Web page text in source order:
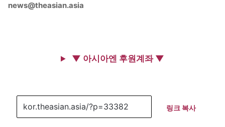
news@theasian.asia
▼ 아시아엔 후원계좌 ▼
링크 복사